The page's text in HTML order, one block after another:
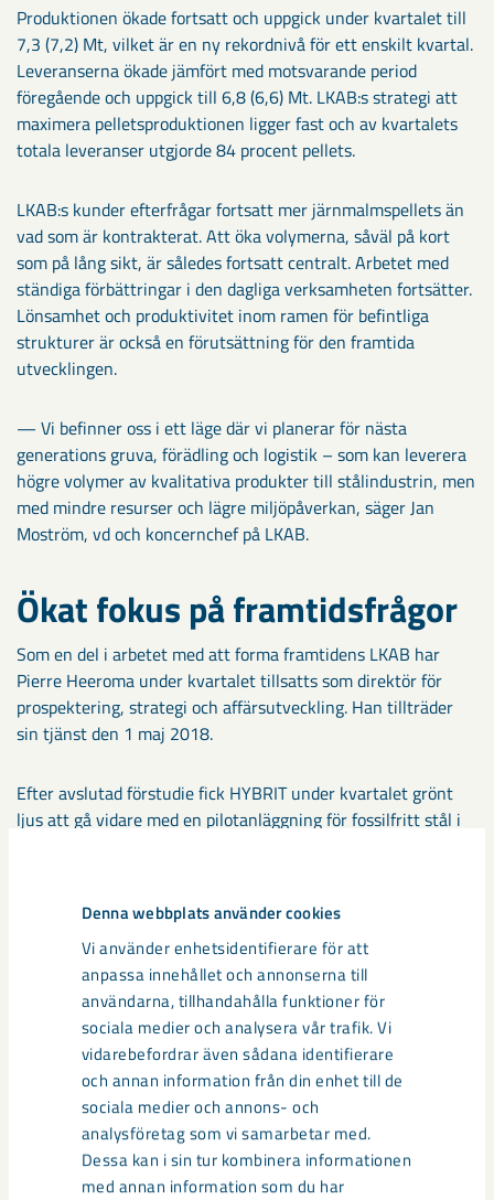
Denna webbplats använder cookies
Vi använder enhetsidentifierare för att
anpassa innehållet och annonserna till
användarna, tillhandahålla funktioner för
sociala medier och analysera vår trafik. Vi
vidarebefordrar även sådana identifierare
och annan information från din enhet till de
sociala medier och annons- och
analysföretag som vi samarbetar med.
Dessa kan i sin tur kombinera informationen
med annan information som du har
Produktionen ökade fortsatt och uppgick under kvartalet till
7,3 (7,2) Mt, vilket är en ny rekordnivå för ett enskilt kvartal.
Leveranserna ökade jämfört med motsvarande period
föregående och uppgick till 6,8 (6,6) Mt. LKAB:s strategi att
maximera pelletsproduktionen ligger fast och av kvartalets
totala leveranser utgjorde 84 procent pellets.
LKAB:s kunder efterfrågar fortsatt mer järnmalmspellets än
vad som är kontrakterat. Att öka volymerna, såväl på kort
som på lång sikt, är således fortsatt centralt. Arbetet med
ständiga förbättringar i den dagliga verksamheten fortsätter.
Lönsamhet och produktivitet inom ramen för befintliga
strukturer är också en förutsättning för den framtida
utvecklingen.
— Vi befinner oss i ett läge där vi planerar för nästa
generations gruva, förädling och logistik – som kan leverera
högre volymer av kvalitativa produkter till stålindustrin, men
med mindre resurser och lägre miljöpåverkan, säger Jan
Moström, vd och koncernchef på LKAB.
Ökat fokus på framtidsfrågor
Som en del i arbetet med att forma framtidens LKAB har
Pierre Heeroma under kvartalet tillsatts som direktör för
prospektering, strategi och affärsutveckling. Han tillträder
sin tjänst den 1 maj 2018.
Efter avslutad förstudie fick HYBRIT under kvartalet grönt
ljus att gå vidare med en pilotanläggning för fossilfritt stål i
med sju procent.
— LKAB har stora möjligheter att bidra till en mer hållbar
utveckling även i ett större perspektiv. Ambitionen är att
förbättra effektiviteten i nästa generations LKAB med 40-50
procent och att vi till 2045 är en verksamhet fri från
koldioxidutsläpp, avslutar Jan Moström.
Informationen i detta pressmeddelande är sådan som LKAB ska
offentliggöra enligt lagen (1991:980) om handel med finansiella